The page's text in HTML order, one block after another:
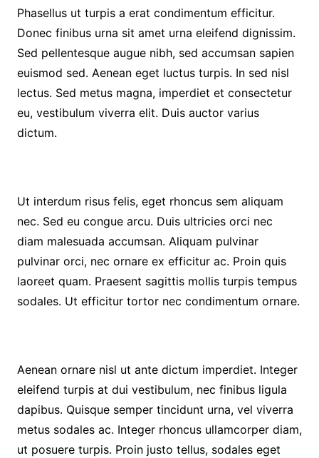
Phasellus ut turpis a erat condimentum efficitur.
Donec finibus urna sit amet urna eleifend dignissim.
Sed pellentesque augue nibh, sed accumsan sapien
euismod sed. Aenean eget luctus turpis. In sed nisl
lectus. Sed metus magna, imperdiet et consectetur
eu, vestibulum viverra elit. Duis auctor varius
dictum.
Ut interdum risus felis, eget rhoncus sem aliquam
nec. Sed eu congue arcu. Duis ultricies orci nec
diam malesuada accumsan. Aliquam pulvinar
pulvinar orci, nec ornare ex efficitur ac. Proin quis
laoreet quam. Praesent sagittis mollis turpis tempus
sodales. Ut efficitur tortor nec condimentum ornare.
Aenean ornare nisl ut ante dictum imperdiet. Integer
eleifend turpis at dui vestibulum, nec finibus ligula
dapibus. Quisque semper tincidunt urna, vel viverra
metus sodales ac. Integer rhoncus ullamcorper diam,
ut posuere turpis. Proin justo tellus, sodales eget